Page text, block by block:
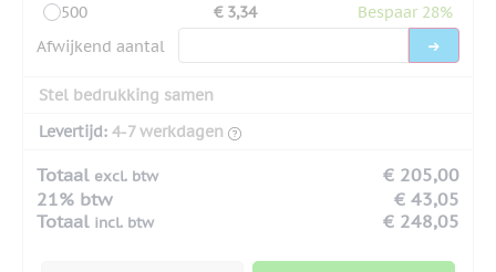
500
€ 3,34
Bespaar 28%
Afwijkend aantal
Stel bedrukking samen
Levertijd: 4-7 werkdagen
Totaal excl. btw
€ 205,00
21% btw
€ 43,05
Totaal incl. btw € 248,05